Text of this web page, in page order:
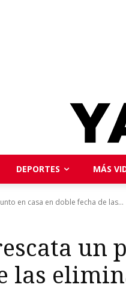
DEPORTES MÁS
en casa en doble fecha de las...
un
las